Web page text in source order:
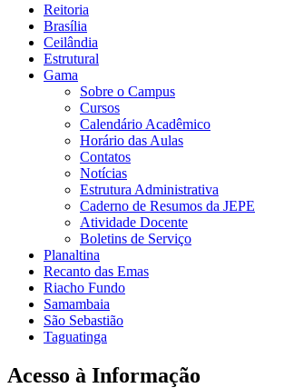
Reitoria
Brasília
Ceilândia
Estrutural
Gama
Sobre o Campus
Cursos
Calendário Acadêmico
Horário das Aulas
Contatos
Notícias
Estrutura Administrativa
Caderno de Resumos da JEPE
Atividade Docente
Boletins de Serviço
Planaltina
Recanto das Emas
Riacho Fundo
Samambaia
São Sebastião
Taguatinga
Acesso à Informação